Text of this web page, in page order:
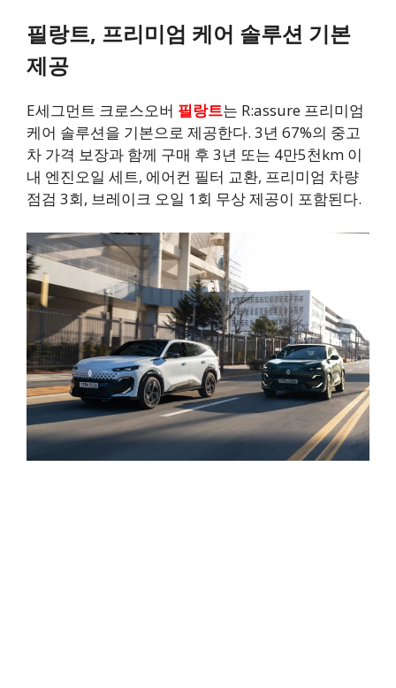
필랑트, 프리미엄 케어 솔루션 기본
제공
E세그먼트 크로스오버 필랑트는 R:assure 프리미엄
케어 솔루션을 기본으로 제공한다. 3년 67%의 중고
차 가격 보장과 함께 구매 후 3년 또는 4만5천km 이
내 엔진오일 세트, 에어컨 필터 교환, 프리미엄 차량
점검 3회, 브레이크 오일 1회 무상 제공이 포함된다.